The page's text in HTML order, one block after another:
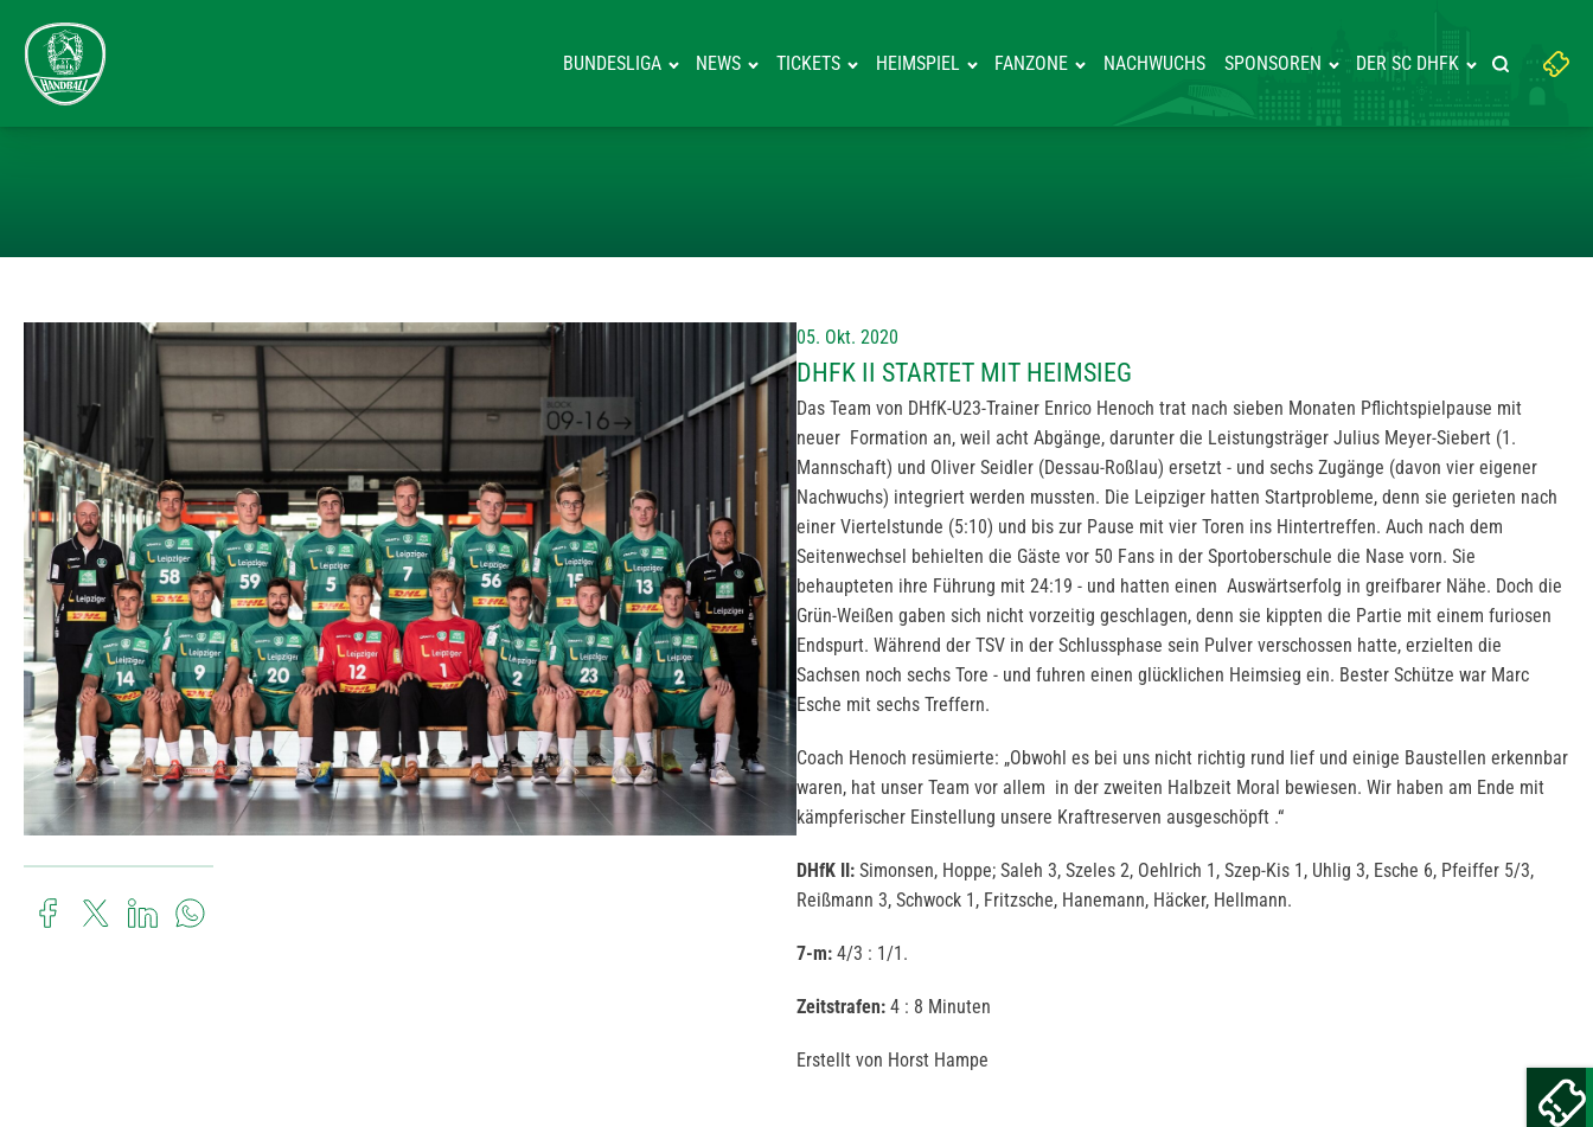
BUNDESLIGA NEWS TICKETS HEIMSPIEL FANZONE NACHWUCHS SPONSOREN DER SC DHFK
Suchbegriff
eingeben:
Suche
05. Okt. 2020
DHFK II STARTET MIT HEIMSIEG
Das Team von DHfK-U23-Trainer Enrico Henoch trat nach sieben Monaten Pflichtspielpause mit
neuer Formation an, weil acht Abgänge, darunter die Leistungsträger Julius Meyer-Siebert (1.
Mannschaft) und Oliver Seidler (Dessau-Roßlau) ersetzt - und sechs Zugänge (davon vier eigener
Nachwuchs) integriert werden mussten. Die Leipziger hatten Startprobleme, denn sie gerieten nach
einer Viertelstunde (5:10) und bis zur Pause mit vier Toren ins Hintertreffen. Auch nach dem
Seitenwechsel behielten die Gäste vor 50 Fans in der Sportoberschule die Nase vorn. Sie
behaupteten ihre Führung mit 24:19 - und hatten einen Auswärtserfolg in greifbarer Nähe. Doch die
Grün-Weißen gaben sich nicht vorzeitig geschlagen, denn sie kippten die Partie mit einem furiosen
Endspurt. Während der TSV in der Schlussphase sein Pulver verschossen hatte, erzielten die
Sachsen noch sechs Tore - und fuhren einen glücklichen Heimsieg ein. Bester Schütze war Marc
Esche mit sechs Treffern.
Coach Henoch resümierte: „Obwohl es bei uns nicht richtig rund lief und einige Baustellen erkennbar
waren, hat unser Team vor allem in der zweiten Halbzeit Moral bewiesen. Wir haben am Ende mit
kämpferischer Einstellung unsere Kraftreserven ausgeschöpft .“
DHfK II: Simonsen, Hoppe; Saleh 3, Szeles 2, Oehlrich 1, Szep-Kis 1, Uhlig 3, Esche 6, Pfeiffer 5/3,
Reißmann 3, Schwock 1, Fritzsche, Hanemann, Häcker, Hellmann.
7-m: 4/3 : 1/1.
Zeitstrafen: 4 : 8 Minuten
Erstellt von Horst Hampe